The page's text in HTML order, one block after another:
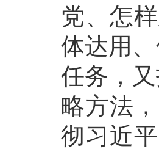
党、怎
体达用
任务，
略方法
彻习近